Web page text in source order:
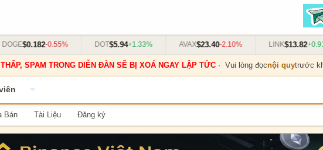
$0.182-0.55% $5.94+1.33% AVAX$23.40-2.10% $13.82+0.91%
SPAM TRONG DIỄN ĐÀN SẼ BỊ XOÁ NGAY LẬP TỨC· Vui lòng đọcnội quytrước
Bán Tài Liệu Đăng ký